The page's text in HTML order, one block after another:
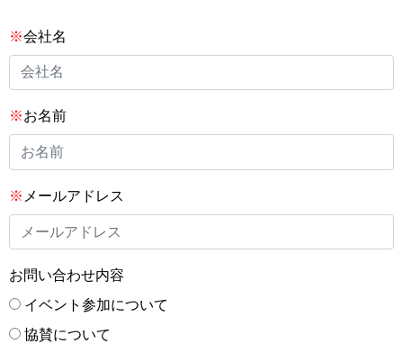
※会社名
※お名前
※ メールアドレス
お問い合わせ内容
イベント参加について
協賛について